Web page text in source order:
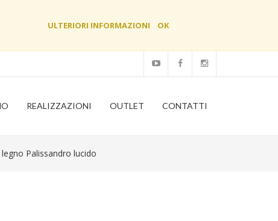
ULTERIORI INFORMAZIONI OK
REALIZZAZIONI OUTLET CONTATTI
Palissandro lucido